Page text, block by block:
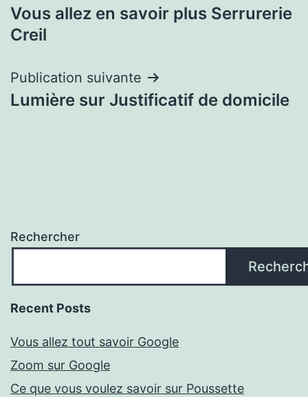
de
Vous allez en savoir plus Serrurerie
Creil
Publication suivante
Lumière sur Justificatif de domicile
Rechercher
Recent Posts
Vous allez tout savoir Google
Zoom sur Google
Ce que vous voulez savoir sur Poussette